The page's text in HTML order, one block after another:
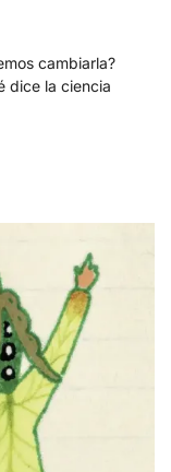
cambiarla?
dice la ciencia